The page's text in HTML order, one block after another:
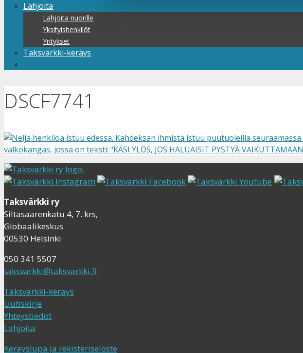
Lahjoita
Lahjoita nuorille
Yksityishenkilöt
Yritykset
Taksvärkki-keräys
DSCF7741
Taksvärkki ry
Siltasaarenkatu 4, 7. krs,
Globaalikeskus
00530 Helsinki
050 341 5507
taksvarkki@taksvarkki.fi
Taksvärkki-keräys
Uutiskirje
Yhteystiedot
Lahjoita
Keräyslupa ja rekisteriseloste